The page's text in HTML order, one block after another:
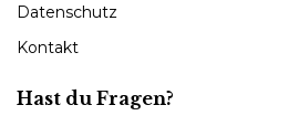
Datenschutz
Kontakt
Hast du Fragen?